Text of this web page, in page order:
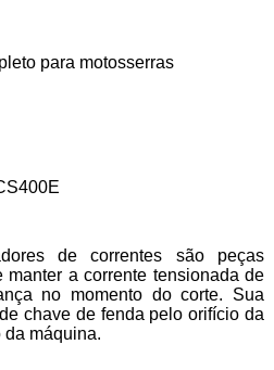
para motosserras
de correntes são peças
manter a corrente tensionada de
no momento do corte. Sua
chave de fenda pelo orifício da
da máquina.